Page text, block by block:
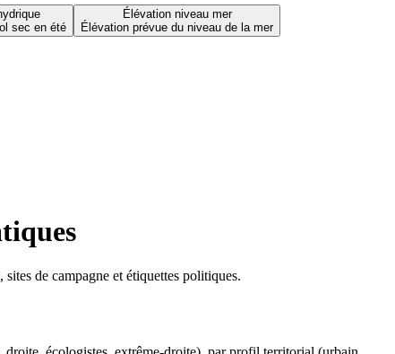
sec en été
Élévation niveau mer
Élévation prévue du niveau de la mer
de campagne et étiquettes politiques.